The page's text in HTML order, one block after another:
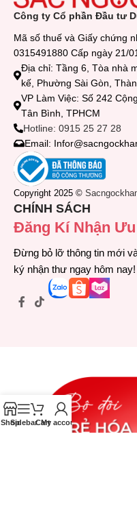
Công ty Cổ phần Đầu tư
Mã số thuế và Giấy chứng
0315491880 Cấp ngày 21/
Địa chỉ: Tầng 6, Tòa nhà
kế, Phường Sài Gòn,
VP Làm Việc: Số 242
Tân Bình, TPHCM
Hotline: 0915 25 27 28
Email:
Copyright 2025 ©
CHÍNH SÁCH
Đăng Kí Nhận
Đừng bỏ lỡ thông tin mới
ký nhận thư ngay hôm nay!
ShopSidebarCart
My account